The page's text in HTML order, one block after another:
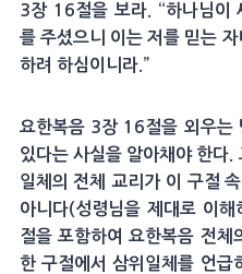
3장 16절을 보라. “하나님이
를 주셨으니 이는 저를 믿는
하려 하심이니라.”
요한복음 3장 16절을 외우는
있다는 사실을 알아채야 한다.
일체의 전체 교리가 이 구절
아니다(성령님을 제대로 이
절을 포함하여 요한복음 전
한 구절에서 삼위일체를 언급